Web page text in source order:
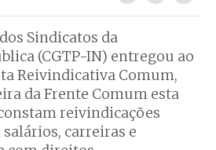
Sindicatos da
(CGTP-IN) entregou ao
Reivindicativa Comum,
da Frente Comum esta
reivindicações
carreiras e